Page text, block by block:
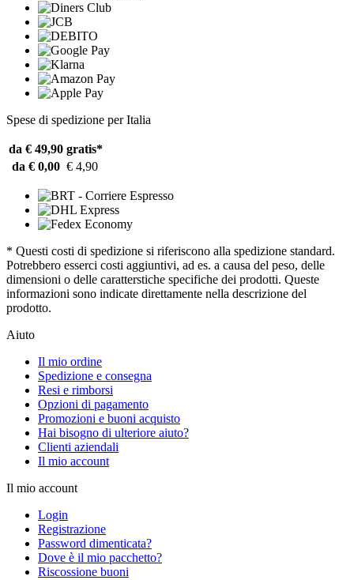
Spese di spedizione per Italia
da € 49,90 gratis*
da € 0,00 € 4,90
* Questi costi di spedizione si riferiscono alla spedizione standard.
Potrebbero esserci costi aggiuntivi, ad es. a causa del peso, delle
dimensioni o delle caratterstiche specifiche dei prodotti. Queste
informazioni sono indicate direttamente nella descrizione del
prodotto.
Aiuto
Il mio ordine
Spedizione e consegna
Resi e rimborsi
Opzioni di pagamento
Promozioni e buoni acquisto
Hai bisogno di ulteriore aiuto?
Clienti aziendali
Il mio account
Il mio account
Login
Registrazione
Password dimenticata?
Dove è il mio pacchetto?
Riscossione buoni